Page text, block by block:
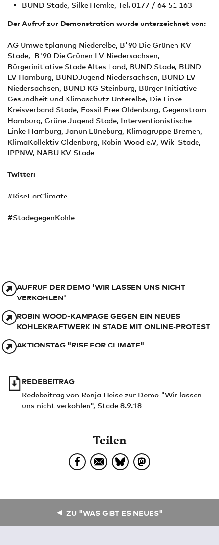
BUND Stade, Silke Hemke, Tel. 0177 / 64 51 163
Der Aufruf zur Demonstration wurde unterzeichnet von:
AG Umweltplanung Niederelbe, B'90 Die Grünen KV
Stade, B'90 Die Grünen LV Niedersachsen,
Bürgerinitiative Stade Altes Land, BUND Stade, BUND
LV Hamburg, BUNDJugend Niedersachsen, BUND LV
Niedersachsen, BUND KG Steinburg, Bürger Initiative
Gesundheit und Klimaschutz Unterelbe, Die Linke
Kreisverband Stade, Fossil Free Oldenburg, Gegenstrom
Hamburg, Grüne Jugend Stade, Interventionistische
Linke Hamburg, Janun Lüneburg, Klimagruppe Bremen,
KlimaKollektiv Oldenburg, Robin Wood e.V, Wiki Stade,
IPPNW, NABU KV Stade
Twitter:
#RiseForClimate
#StadegegenKohle
AUFRUF DER DEMO 'WIR LASSEN UNS NICHT
VERKOHLEN'
ROBIN WOOD-KAMPAGE GEGEN EIN NEUES
KOHLEKRAFTWERK IN STADE MIT ONLINE-PROTEST
AKTIONSTAG "RISE FOR CLIMATE"
REDEBEITRAG
Redebeitrag von Ronja Heise zur Demo "Wir lassen
uns nicht verkohlen", Stade 8.9.18
Teilen
ZU "WAS GIBT ES NEUES"